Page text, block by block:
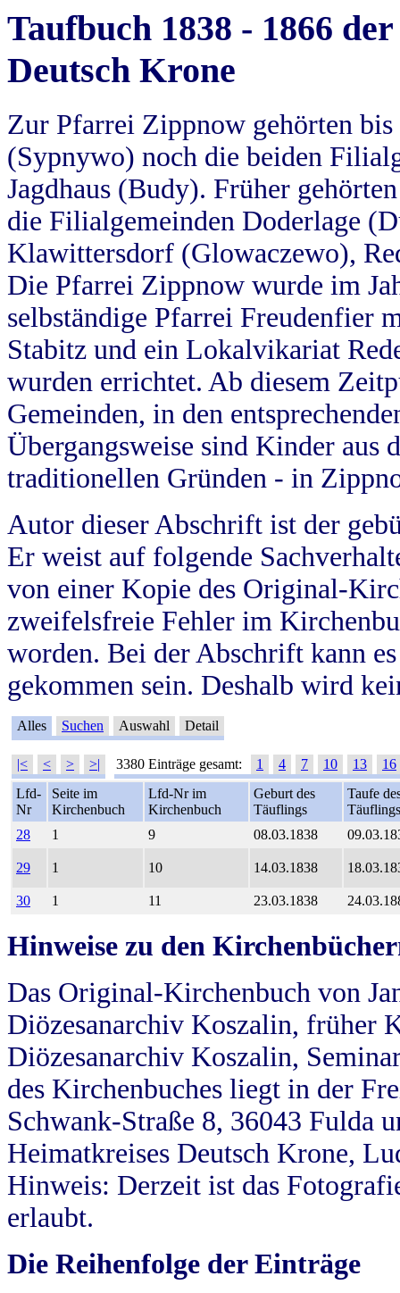
Taufbuch 1838 - 1866
Deutsch Krone
Zur Pfarrei Zippnow gehörten
(Sypnywo) noch die beiden
Jagdhaus (Budy). Früher
die Filialgemeinden Doderlage
Klawittersdorf (Glowaczewo),
Die Pfarrei Zippnow wurde im
selbständige Pfarrei Freudenfier
Stabitz und ein Lokalvikariat
wurden errichtet. Ab diesem
Gemeinden, in den
Übergangsweise sind Kinder aus
traditionellen Gründen - in
Autor dieser Abschrift ist der
Er weist auf folgende
von einer Kopie des Original-
zweifelsfreie Fehler im
worden. Bei der Abschrift kann
gekommen sein. Deshalb wird
Alles Suchen Auswahl Detail
|< < > >| 3380 Einträge gesamt: 1 4 7 10 13
16
Lfd-
Nr
Seite im
Kirchenbuch
Lfd-Nr im
Kirchenbuch
Geburt des
Täuflings
Taufe
Täuflings
28
1 9 08.03.1838
29 1 10 14.03.1838
30 1 11 23.03.1838
Hinweise zu den
Das Original-Kirchenbuch von
Diözesanarchiv Koszalin, früher
Diözesanarchiv Koszalin,
des Kirchenbuches liegt in der
Schwank-Straße 8, 36043 Fulda
Heimatkreises Deutsch Krone,
Hinweis: Derzeit ist das
erlaubt.
Die Reihenfolge der Einträge